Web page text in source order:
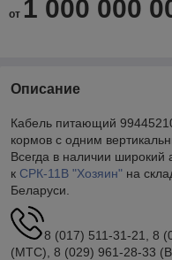
от 1 000 000
Описание
Кабель питающий
кормов с одним
Всегда в наличии широкий
к СРК-11В "Хозяин" на
Беларуси.
8 (017) 511-31-21, 8
(МТС), 8 (029) 961-28-33